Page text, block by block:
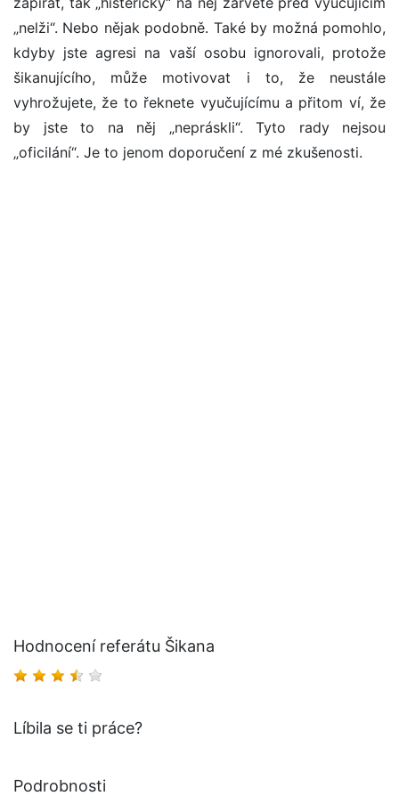
„nelži“. Nebo nějak podobně. Také by možná pomohlo,
kdyby jste agresi na vaší osobu ignorovali, protože
šikanujícího, může motivovat i to, že neustále
vyhrožujete, že to řeknete vyučujícímu a přitom ví, že
by jste to na něj „nepráskli“. Tyto rady nejsou
„oficilání“. Je to jenom doporučení z mé zkušenosti.
Hodnocení referátu Šikana
Líbila se ti práce?
Podrobnosti